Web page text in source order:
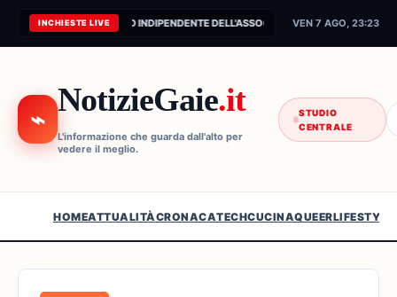
INCHIESTE LIVE
CONNESSIONE AL FEED INDIPENDENTE DELL'ASSOCIAZIONE...VEN 7 AGO, 23:23
⌁
NotizieGaie.it
L'informazione che guarda dall'alto per
vedere il meglio.
STUDIO
CENTRALE
HOMEATTUALITÀCRONACATECHCUCINAQUEERLIFESTYLE